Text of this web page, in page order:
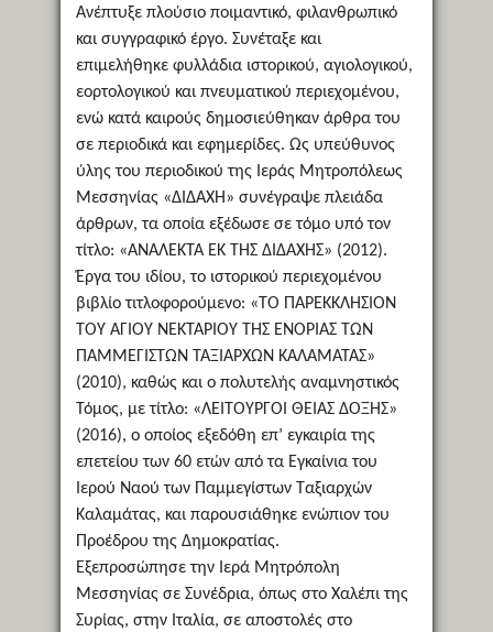
Ανέπτυξε πλούσιο ποιμαντικό, φιλανθρωπικό
και συγγραφικό έργο. Συνέταξε και
επιμελήθηκε φυλλάδια ιστορικού, αγιολογικού,
εορτολογικού και πνευματικού περιεχομένου,
ενώ κατά καιρούς δημοσιεύθηκαν άρθρα του
σε περιοδικά και εφημερίδες. Ως υπεύθυνος
ύλης του περιοδικού της Ιεράς Μητροπόλεως
Μεσσηνίας «ΔΙΔΑΧΗ» συνέγραψε πλειάδα
άρθρων, τα οποία εξέδωσε σε τόμο υπό τον
τίτλο: «ΑΝΑΛΕΚΤΑ ΕΚ ΤΗΣ ΔΙΔΑΧΗΣ» (2012).
Έργα του ιδίου, το ιστορικού περιεχομένου
βιβλίο τιτλοφορούμενο: «ΤΟ ΠΑΡΕΚΚΛΗΣΙΟΝ
ΤΟΥ ΑΓΙΟΥ ΝΕΚΤΑΡΙΟΥ ΤΗΣ ΕΝΟΡΙΑΣ ΤΩΝ
ΠΑΜΜΕΓΙΣΤΩΝ ΤΑΞΙΑΡΧΩΝ ΚΑΛΑΜΑΤΑΣ»
(2010), καθώς και ο πολυτελής αναμνηστικός
Τόμος, με τίτλο: «ΛΕΙΤΟΥΡΓΟΙ ΘΕΙΑΣ ΔΟΞΗΣ»
(2016), ο οποίος εξεδόθη επ’ εyκαιρία της
επετείου των 60 ετών από τα Εγκαίνια του
Ιερού Ναού των Παμμεγίστων Ταξιαρχών
Καλαμάτας, και παρουσιάθηκε ενώπιον του
Προέδρου της Δημοκρατίας.
Εξεπροσώπησε την Ιερά Μητρόπολη
Μεσσηνίας σε Συνέδρια, όπως στο Χαλέπι της
Συρίας, στην Ιταλία, σε αποστολές στο